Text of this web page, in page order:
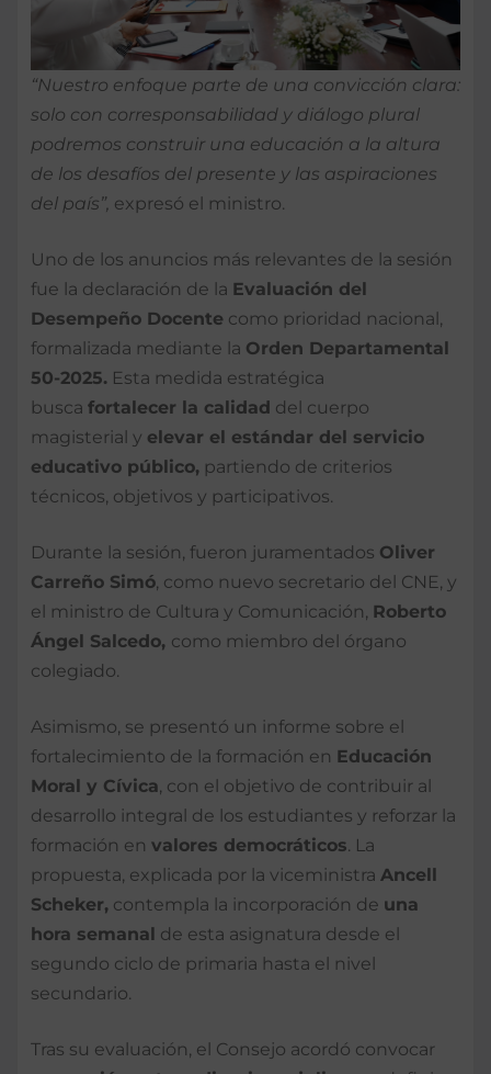
“Nuestro enfoque parte de una convicción clara:
solo con corresponsabilidad y diálogo plural
podremos construir una educación a la altura
de los desafíos del presente y las aspiraciones
del país”, expresó el ministro.
Uno de los anuncios más relevantes de la sesión
fue la declaración de la Evaluación del
Desempeño Docente como prioridad nacional,
formalizada mediante la Orden Departamental
50-2025. Esta medida estratégica
busca fortalecer la calidad del cuerpo
magisterial y elevar el estándar del servicio
educativo público, partiendo de criterios
técnicos, objetivos y participativos.
Durante la sesión, fueron juramentados Oliver
Carreño Simó, como nuevo secretario del CNE, y
el ministro de Cultura y Comunicación, Roberto
Ángel Salcedo, como miembro del órgano
colegiado.
Asimismo, se presentó un informe sobre el
fortalecimiento de la formación en Educación
Moral y Cívica, con el objetivo de contribuir al
desarrollo integral de los estudiantes y reforzar la
formación en valores democráticos. La
propuesta, explicada por la viceministra Ancell
Scheker, contempla la incorporación de una
hora semanal de esta asignatura desde el
segundo ciclo de primaria hasta el nivel
secundario.
Tras su evaluación, el Consejo acordó convocar